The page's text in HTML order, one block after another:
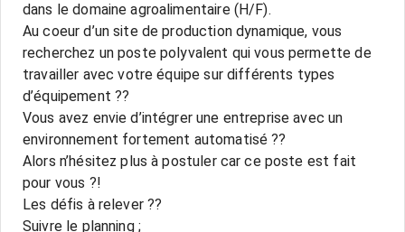
dans le domaine agroalimentaire (H/F).
Au coeur d’un site de production dynamique, vous
recherchez un poste polyvalent qui vous permette de
travailler avec votre équipe sur différents types
d’équipement ??
Vous avez envie d’intégrer une entreprise avec un
environnement fortement automatisé ??
Alors n’hésitez plus à postuler car ce poste est fait
pour vous ?!
Les défis à relever ??
Suivre le planning ;